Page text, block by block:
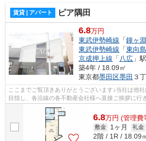
賃貸 | アパート ピア隅田
6.8万円
東武伊勢崎線 「鐘ヶ淵
東武伊勢崎線 「東向島
京成押上線 「 八広 」
築4年 / 18.09㎡
東京都墨田区墨田 ３
ここまでご覧頂きありがとうございます♪当社は他
目指し、各沿線の各不動産会社様へ直接ご挨拶に行
様へ提供しております！最新の情報は...
6.8万円 (管理費
敷金 1ヶ月 礼金
2階 / 1R / 18.09